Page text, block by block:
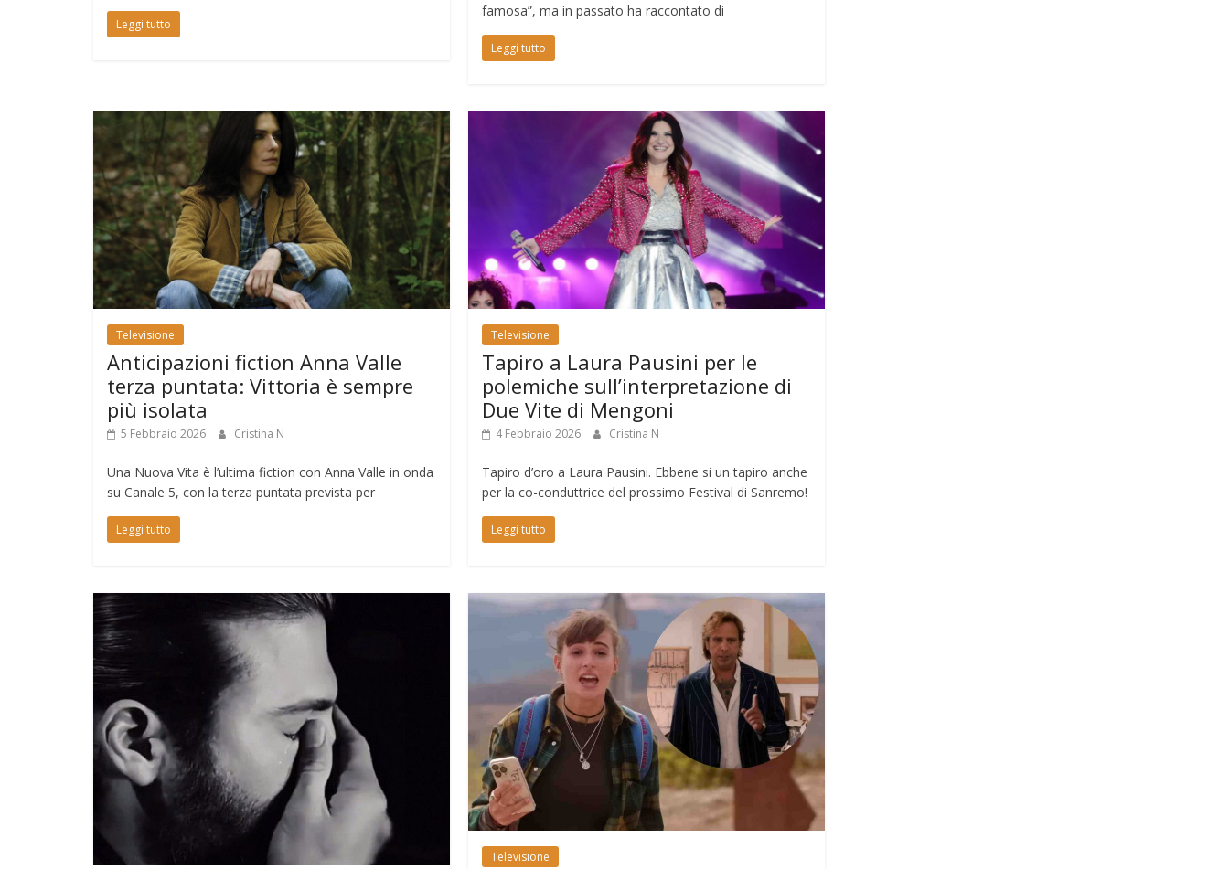
Leggi tutto
famosa”, ma in passato ha raccontato di
Leggi tutto
Televisione
Anticipazioni fiction Anna Valle
terza puntata: Vittoria è sempre
più isolata
5 Febbraio 2026 Cristina N
Una Nuova Vita è l’ultima fiction con Anna Valle in onda
su Canale 5, con la terza puntata prevista per
Leggi tutto
Televisione
Tapiro a Laura Pausini per le
polemiche sull’interpretazione di
Due Vite di Mengoni
4 Febbraio 2026 Cristina N
Tapiro d’oro a Laura Pausini. Ebbene si un tapiro anche
per la co-conduttrice del prossimo Festival di Sanremo!
Leggi tutto
Televisione